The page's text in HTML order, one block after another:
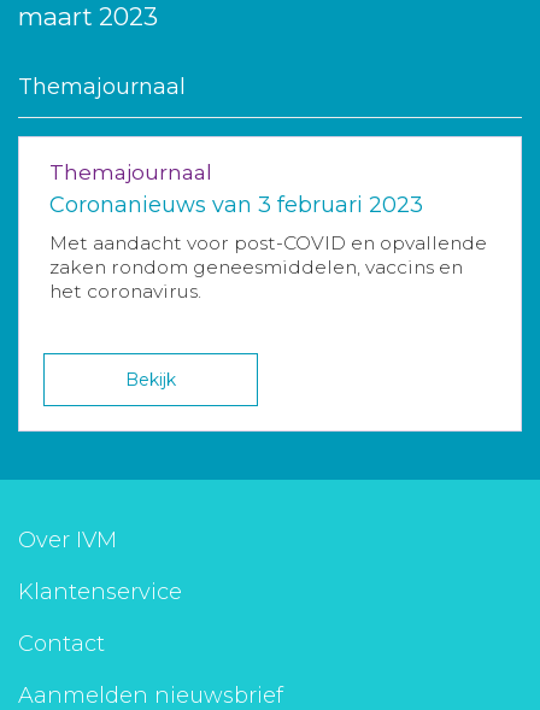
maart 2023
Themajournaal
Themajournaal
Coronanieuws van 3 februari 2023
Met aandacht voor post-COVID en opvallende
zaken rondom geneesmiddelen, vaccins en
het coronavirus.
Bekijk
Over IVM
Klantenservice
Contact
Aanmelden nieuwsbrief